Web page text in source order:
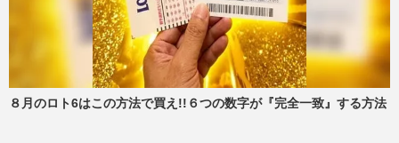
８月のロト6はこの方法で買え!!６つの数字が『完全一致』する方法